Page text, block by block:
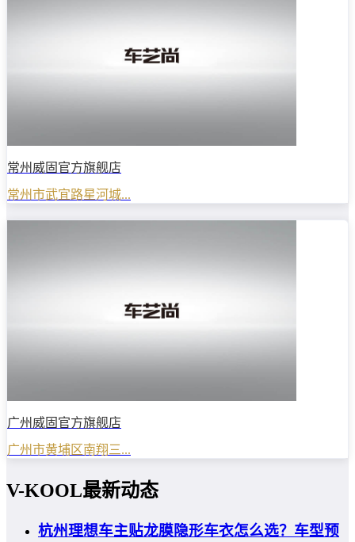
常州威固官方旗舰店
常州市武宜路星河城...
广州威固官方旗舰店
广州市黄埔区南翔三...
V-KOOL最新动态
杭州理想车主贴龙膜隐形车衣怎么选？车型预